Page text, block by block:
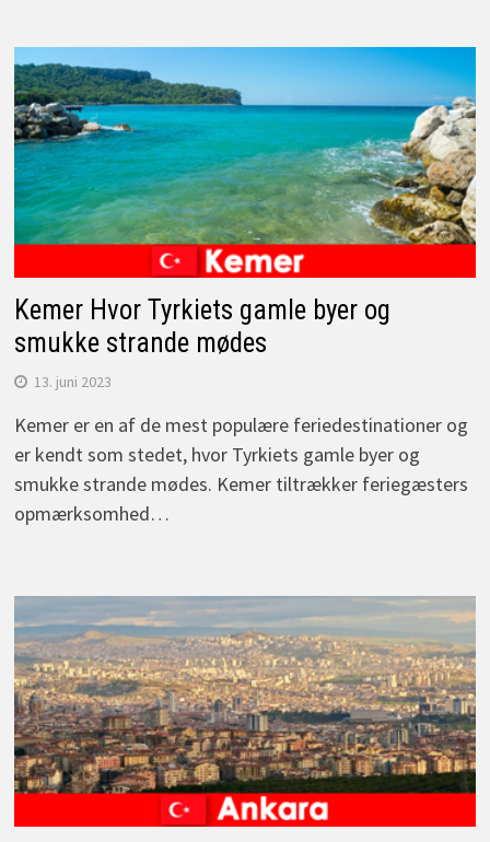
Kemer Hvor Tyrkiets gamle byer og
smukke strande mødes
13. juni 2023
Kemer er en af de mest populære feriedestinationer og
er kendt som stedet, hvor Tyrkiets gamle byer og
smukke strande mødes. Kemer tiltrækker feriegæsters
opmærksomhed…